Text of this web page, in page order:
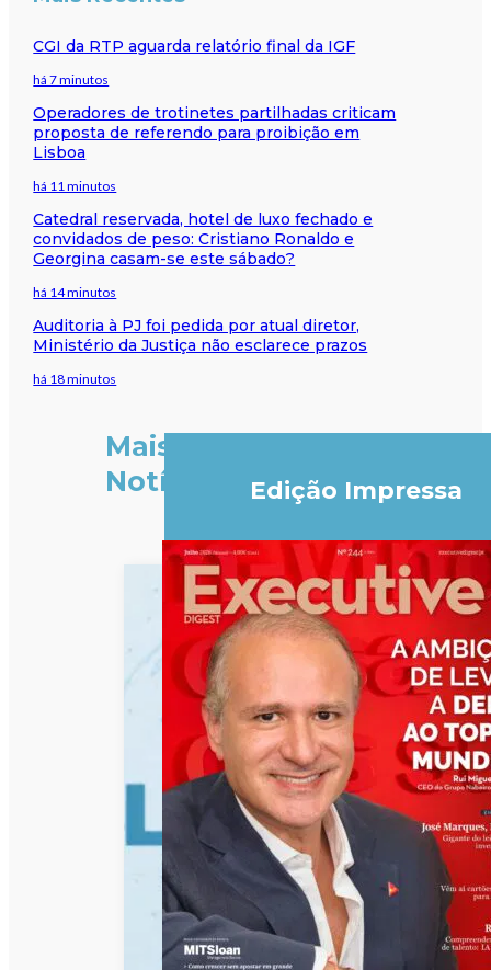
CGI da RTP aguarda relatório final da IGF
há 7 minutos
Operadores de trotinetes partilhadas criticam
proposta de referendo para proibição em
Lisboa
há 11 minutos
Catedral reservada, hotel de luxo fechado e
convidados de peso: Cristiano Ronaldo e
Georgina casam-se este sábado?
há 14 minutos
Auditoria à PJ foi pedida por atual diretor,
Ministério da Justiça não esclarece prazos
há 18 minutos
Mais
Notícias
Edição Impressa